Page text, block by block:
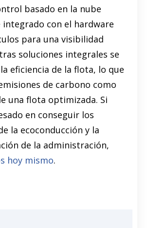
basado en la nube
con el hardware
para una visibilidad
soluciones integrales se
eficiencia de la flota, lo que
de carbono como
una flota optimizada. Si
en conseguir los
la ecoconducción y la
de la administración,
hoy mismo.